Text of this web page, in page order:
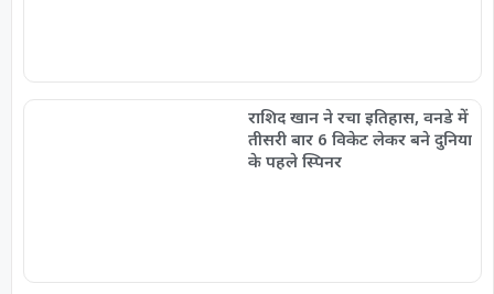
राशिद खान ने रचा इतिहास, वनडे में
तीसरी बार 6 विकेट लेकर बने दुनिया
के पहले स्पिनर